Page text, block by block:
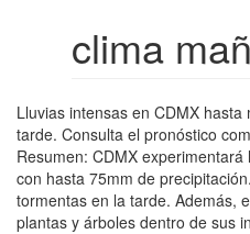
clima
Lluvias intensas en CDMX
tarde. Consulta el pronóstico
Resumen: CDMX
con hasta 75mm de
tormentas en la tarde. Además,
plantas y árboles dentro de sus